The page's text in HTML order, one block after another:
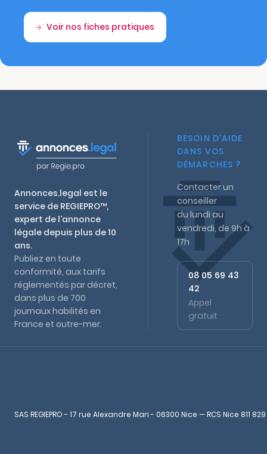
Voir nos fiches pratiques
Annonces.legal est le
service de REGIEPRO™,
expert de l'annonce
légale depuis plus de 10
ans.
Publiez en toute
conformité, aux tarifs
réglementés par décret,
dans plus de 700
journaux habilités en
France et outre-mer.
BESOIN D'AIDE
DANS VOS
DÉMARCHES ?
Contacter un
conseiller
du lundi au
vendredi, de 9h à
17h
08 05 69 43
42
Appel
gratuit
SAS REGIEPRO - 17 rue Alexandre Mari - 06300 Nice — RCS Nice 811